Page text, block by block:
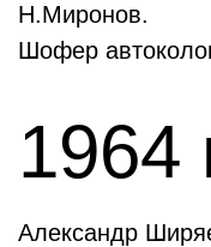
Н.Миронов.
Шофер
1964
Александр